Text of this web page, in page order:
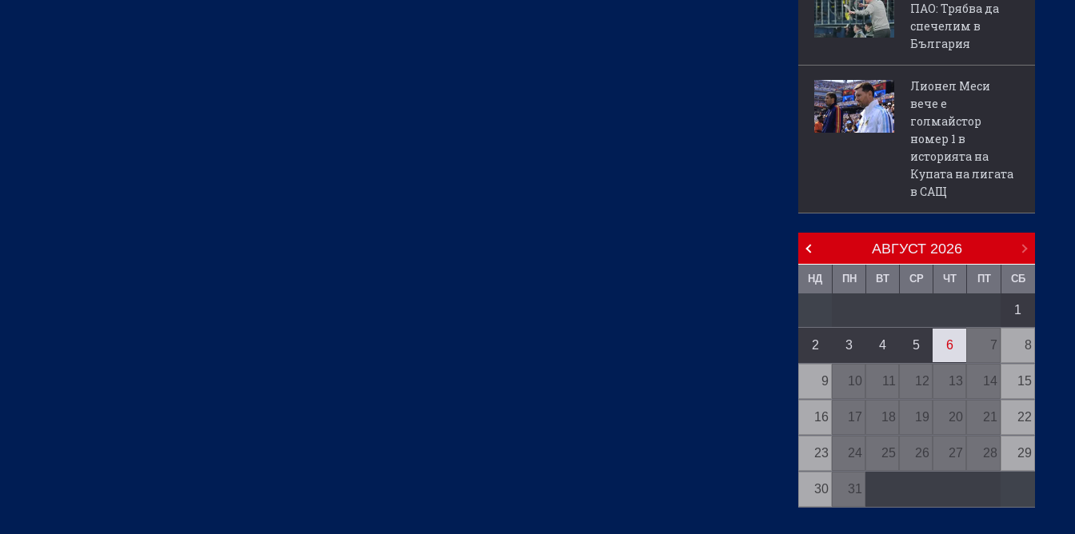
ПАО: Трябва да
спечелим в
България
Лионел Меси
вече е
голмайстор
номер 1 в
историята на
Купата на лигата
в САЩ
АВГУСТ 2026
НД ПН ВТ СР ЧТ ПТ СБ
1
2 3 4 5 6 7 8
9 10 11 12 13 14 15
16 17 18 19 20 21 22
23 24 25 26 27 28 29
30 31